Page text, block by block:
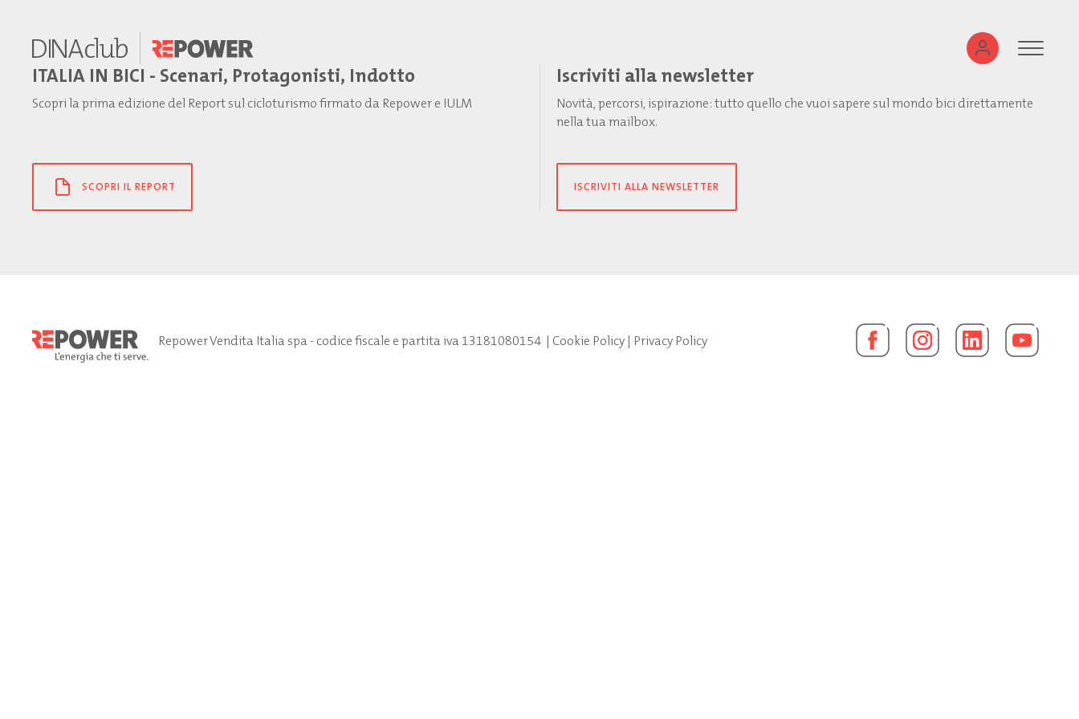
ITALIA IN BICI - Scenari, Protagonisti, Indotto
Scopri la prima edizione del Report sul cicloturismo firmato da Repower e IULM
SCOPRI IL REPORT
Iscriviti alla newsletter
Novità, percorsi, ispirazione: tutto quello che vuoi sapere sul mondo bici direttamente
nella tua mailbox.
ISCRIVITI ALLA NEWSLETTER
Repower Vendita Italia spa - codice fiscale e partita iva 13181080154| Cookie Policy| Privacy Policy